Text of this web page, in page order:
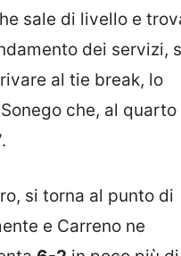
sale di livello e
dei servizi,
al tie break, lo
che, al quarto
.
si torna al punto di
e Carreno ne